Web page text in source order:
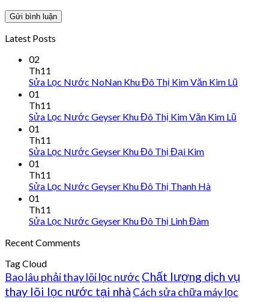
Latest Posts
02
Th11
Sửa Lọc Nước NoNan Khu Đô Thị Kim Văn Kim Lũ
01
Th11
Sửa Lọc Nước Geyser Khu Đô Thị Kim Văn Kim Lũ
01
Th11
Sửa Lọc Nước Geyser Khu Đô Thị Đại Kim
01
Th11
Sửa Lọc Nước Geyser Khu Đô Thị Thanh Hà
01
Th11
Sửa Lọc Nước Geyser Khu Đô Thị Linh Đàm
Recent Comments
Tag Cloud
Bao lâu phải thay lõi lọc nước Chất lượng dịch vụ
thay lõi lọc nước tại nhà Cách sửa chữa máy lọc